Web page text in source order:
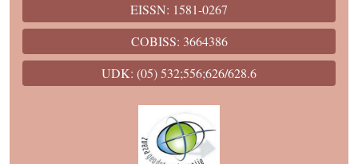
EISSN: 1581-0267
COBISS: 3664386
UDK: (05) 532;556;626/628.6